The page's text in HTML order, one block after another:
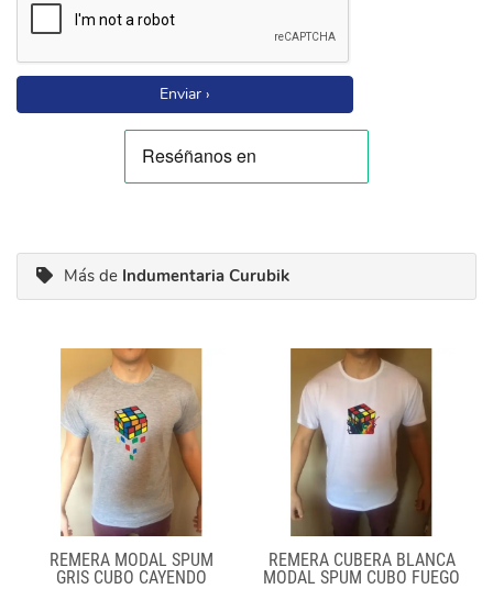
Enviar ›
Más de Indumentaria Curubik
REMERA MODAL SPUM
GRIS CUBO CAYENDO
REMERA CUBERA BLANCA
MODAL SPUM CUBO FUEGO